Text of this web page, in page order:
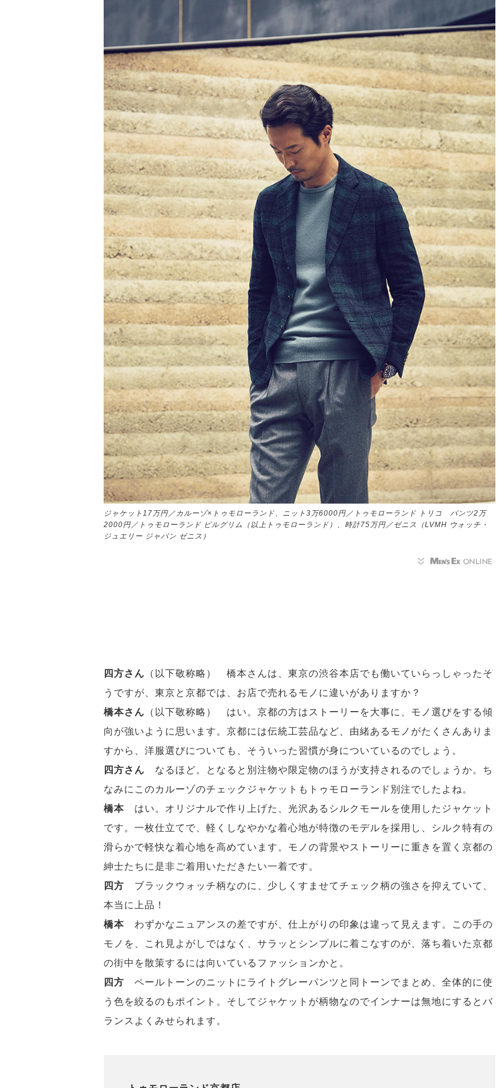
ジャケット17万円／カルーゾ×トゥモローランド、ニット3万6000円／トゥモローランド トリコ パンツ2万
2000円／トゥモローランド ピルグリム（以上トゥモローランド）、時計75万円／ゼニス（LVMH ウォッチ・
ジュエリー ジャパン ゼニス）
四方さん （以下敬称略） 橋本さんは、東京の渋谷本店でも働いていらっしゃったそ
うですが、東京と京都では、お店で売れるモノに違いがありますか？
橋本さん （以下敬称略） はい。京都の方はストーリーを大事に、モノ選びをする傾
向が強いように思います。京都には伝統工芸品など、由緒あるモノがたくさんありま
すから、洋服選びについても、そういった習慣が身についているのでしょう。
四方さん なるほど。となると別注物や限定物のほうが支持されるのでしょうか。ち
なみにこのカルーゾのチェックジャケットもトゥモローランド別注でしたよね。
橋本 はい。オリジナルで作り上げた、光沢あるシルクモールを使用したジャケット
です。一枚仕立てで、軽くしなやかな着心地が特徴のモデルを採用し、シルク特有の
滑らかで軽快な着心地を高めています。モノの背景やストーリーに重きを置く京都の
紳士たちに是非ご着用いただきたい一着です。
四方 ブラックウォッチ柄なのに、少しくすませてチェック柄の強さを抑えていて、
本当に上品！
橋本 わずかなニュアンスの差ですが、仕上がりの印象は違って見えます。この手の
モノを、これ見よがしではなく、サラッとシンプルに着こなすのが、落ち着いた京都
の街中を散策するには向いているファッションかと。
四方 ペールトーンのニットにライトグレーパンツと同トーンでまとめ、全体的に使
う色を絞るのもポイント。そしてジャケットが柄物なのでインナーは無地にするとバ
ランスよくみせられます。